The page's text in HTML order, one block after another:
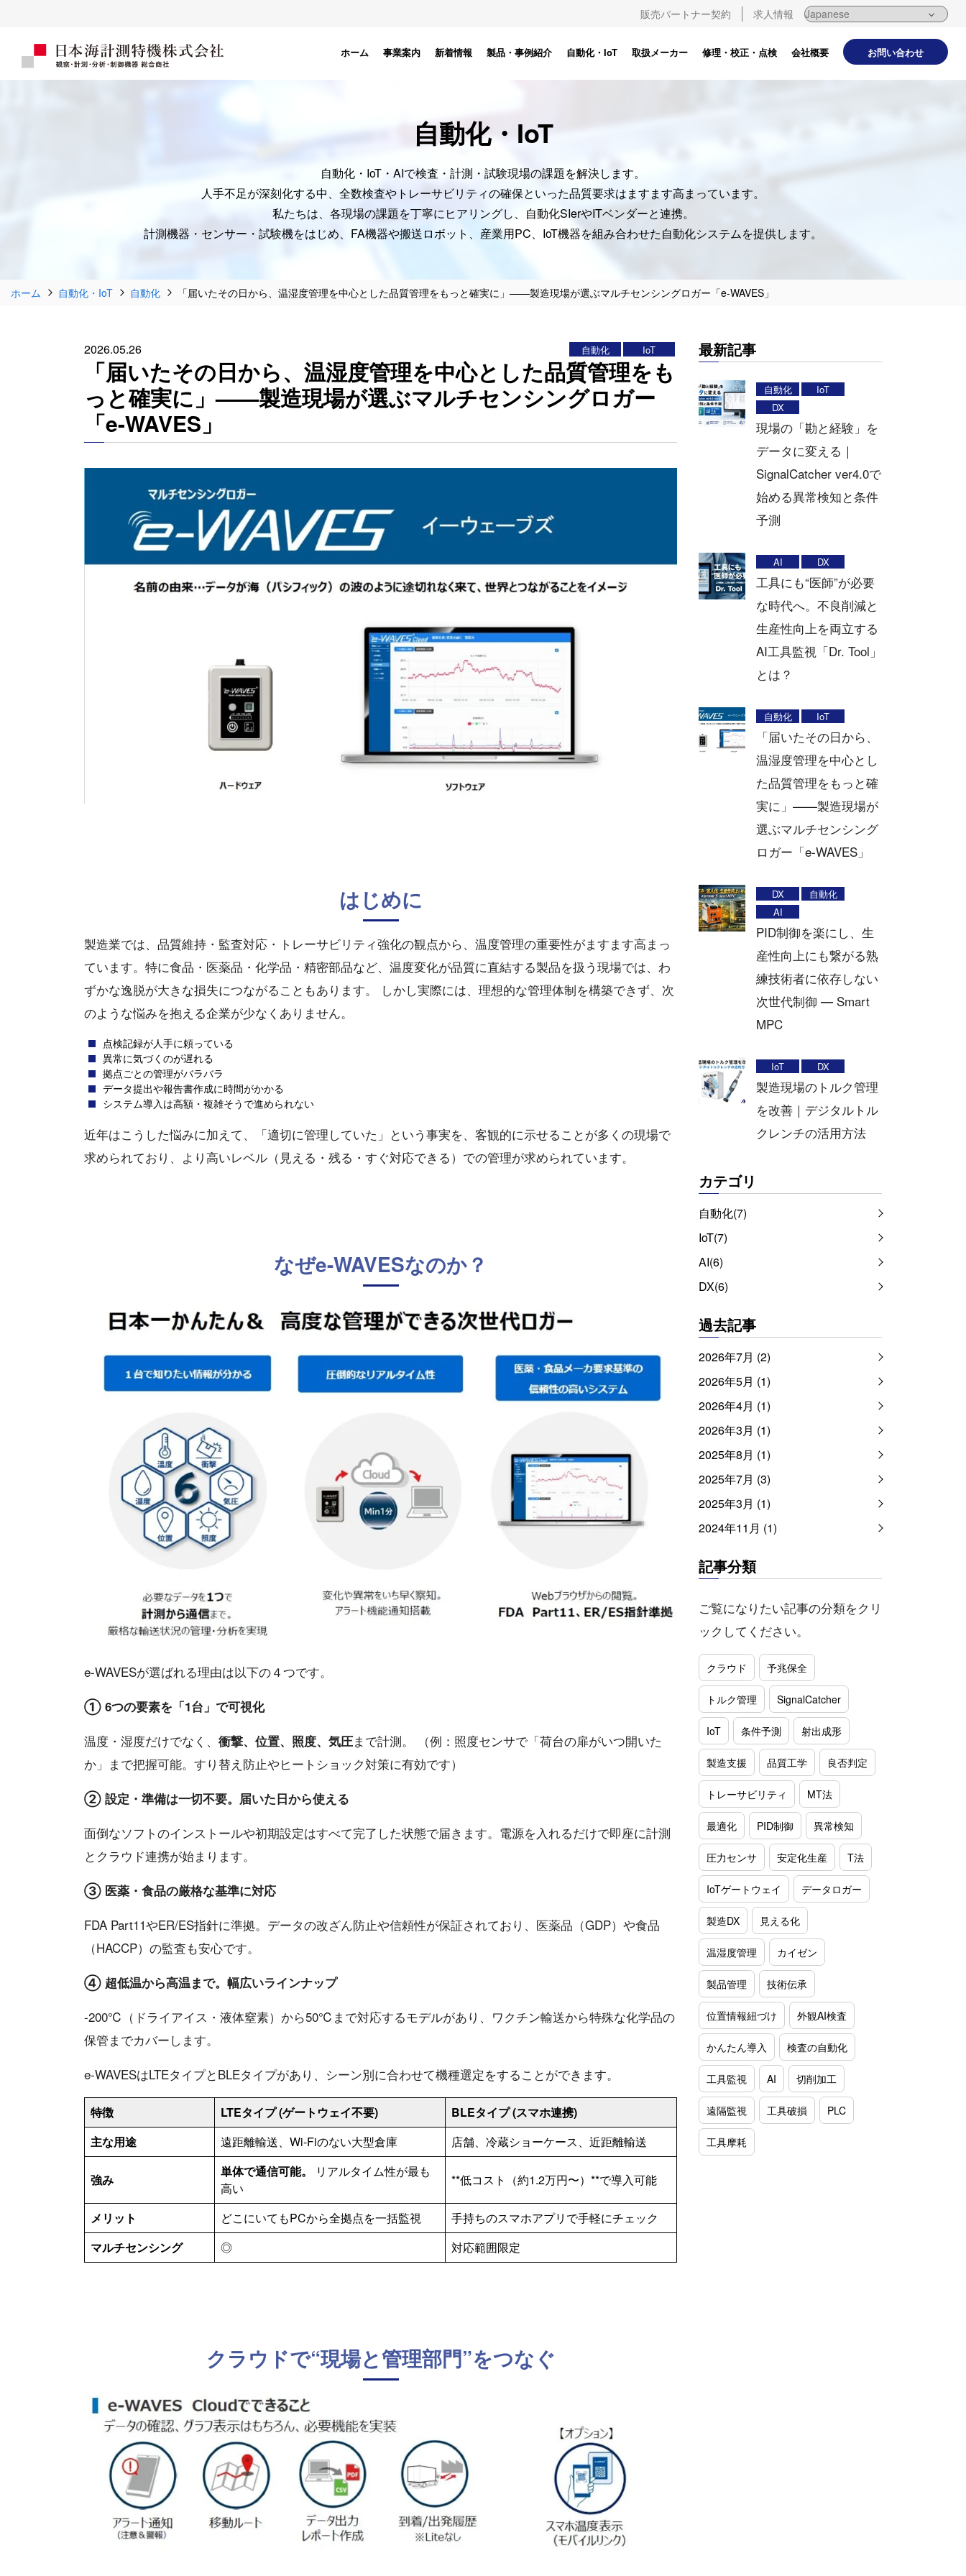
販売パートナー契約 求人情報
ホーム 事業案内 新着情報 製品・事例紹介 自動化・IoT 取扱メーカー 修理・校正・点検 会社概要 お問い合わせ
自動化・IoT
自動化・IoT・AIで検査・計測・試験現場の課題を解決します。
人手不足が深刻化する中、全数検査やトレーサビリティの確保といった品質要求はますます高まっています。
私たちは、各現場の課題を丁寧にヒアリングし、自動化SIerやITベンダーと連携。
計測機器・センサー・試験機をはじめ、FA機器や搬送ロボット、産業用PC、IoT機器を組み合わせた自動化システムを提供します。
ホーム 自動化・IoT 自動化 「届いたその日から、温湿度管理を中心とした品質管理をもっと確実に」——製造現場が選ぶマルチセンシングロガー「e-WAVES」
2026.05.26 自動化 IoT
「届いたその日から、温湿度管理を中心とした品質管理をも
っと確実に」——製造現場が選ぶマルチセンシングロガー
「e-WAVES」
はじめに
製造業では、品質維持・監査対応・トレーサビリティ強化の観点から、温度管理の重要性がますます高まっ
ています。特に食品・医薬品・化学品・精密部品など、温度変化が品質に直結する製品を扱う現場では、わ
ずかな逸脱が大きな損失につながることもあります。 しかし実際には、理想的な管理体制を構築できず、次
のような悩みを抱える企業が少なくありません。
点検記録が人手に頼っている
異常に気づくのが遅れる
拠点ごとの管理がバラバラ
データ提出や報告書作成に時間がかかる
システム導入は高額・複雑そうで進められない
近年はこうした悩みに加えて、「適切に管理していた」という事実を、客観的に示せることが多くの現場で
求められており、より高いレベル（見える・残る・すぐ対応できる）での管理が求められています。
なぜe-WAVESなのか？
e-WAVESが選ばれる理由は以下の４つです。
① 6つの要素を「1台」で可視化
温度・湿度だけでなく、 衝撃、位置、照度、気圧まで計測。 （例：照度センサで「荷台の扉がいつ開いた
か」まで把握可能。すり替え防止やヒートショック対策に有効です）
② 設定・準備は一切不要。届いた日から使える
面倒なソフトのインストールや初期設定はすべて完了した状態で届きます。電源を入れるだけで即座に計測
とクラウド連携が始まります。
③ 医薬・食品の厳格な基準に対応
FDA Part11やER/ES指針に準拠。データの改ざん防止や信頼性が保証されており、医薬品（GDP）や食品
（HACCP）の監査も安心です。
④ 超低温から高温まで。幅広いラインナップ
-200℃（ドライアイス・液体窒素）から50℃まで対応するモデルがあり、ワクチン輸送から特殊な化学品の
保管までカバーします。
e-WAVESはLTEタイプとBLEタイプがあり、シーン別に合わせて機種選定をすることができます。
特徴 LTEタイプ (ゲートウェイ不要)
BLEタイプ (スマホ連携)
主な用途
遠距離輸送、Wi-Fiのない大型倉庫 店舗、冷蔵ショーケース、近距離輸送
強み
単体で通信可能。
リアルタイム性が最も
高い
**低コスト（約1.2万円〜）**で導入可能
メリット どこにいてもPCから全拠点を一括監視
手持ちのスマホアプリで手軽にチェック
マルチセンシング
◎ 対応範囲限定
クラウドで“現場と管理部門”をつなぐ
最新記事
自動化
IoT
DX
現場の「勘と経験」を
データに変える｜
SignalCatcher ver4.0で
始める異常検知と条件
予測
AI DX
工具にも“医師”が必要
な時代へ。不良削減と
生産性向上を両立する
AI工具監視「Dr. Tool」
とは？
自動化 IoT
「届いたその日から、
温湿度管理を中心とし
た品質管理をもっと確
実に」——製造現場が
選ぶマルチセンシング
ロガー「e-WAVES」
DX
自動化
AI
PID制御を楽にし、生
産性向上にも繋がる熟
練技術者に依存しない
次世代制御 ― Smart
MPC
IoT DX
製造現場のトルク管理
を改善｜デジタルトル
クレンチの活用方法
カテゴリ
自動化(7)
IoT(7)
AI(6)
DX(6)
過去記事
2026年7月 (2)
2026年5月 (1)
2026年4月 (1)
2026年3月 (1)
2025年8月 (1)
2025年7月 (3)
2025年3月 (1)
2024年11月 (1)
記事分類
ご覧になりたい記事の分類をクリ
ックしてください。
クラウド 予兆保全
トルク管理 SignalCatcher
IoT 条件予測 射出成形
製造支援 品質工学 良否判定
トレーサビリティ MT法
最適化 PID制御 異常検知
圧力センサ 安定化生産 T法
IoTゲートウェイ データロガー
製造DX 見える化
温湿度管理 カイゼン
製品管理 技術伝承
位置情報紐づけ 外観AI検査
かんたん導入 検査の自動化
工具監視 AI 切削加工
遠隔監視 工具破損 PLC
工具摩耗